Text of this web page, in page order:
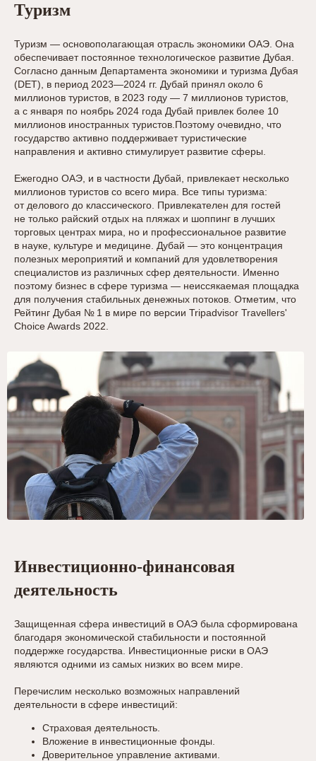
Туризм
Туризм — основополагающая отрасль экономики ОАЭ. Она
обеспечивает постоянное технологическое развитие Дубая.
Согласно данным Департамента экономики и туризма Дубая
(DET), в период 2023—2024 гг. Дубай принял около 6
миллионов туристов, в 2023 году — 7 миллионов туристов,
а с января по ноябрь 2024 года Дубай привлек более 10
миллионов иностранных туристов.Поэтому очевидно, что
государство активно поддерживает туристические
направления и активно стимулирует развитие сферы.
Ежегодно ОАЭ, и в частности Дубай, привлекает несколько
миллионов туристов со всего мира. Все типы туризма:
от делового до классического. Привлекателен для гостей
не только райский отдых на пляжах и шоппинг в лучших
торговых центрах мира, но и профессиональное развитие
в науке, культуре и медицине. Дубай — это концентрация
полезных мероприятий и компаний для удовлетворения
специалистов из различных сфер деятельности. Именно
поэтому бизнес в сфере туризма — неиссякаемая площадка
для получения стабильных денежных потоков. Отметим, что
Рейтинг Дубая № 1 в мире по версии Tripadvisor Travellers'
Choice Awards 2022.
Инвестиционно-финансовая
деятельность
Защищенная сфера инвестиций в ОАЭ была сформирована
благодаря экономической стабильности и постоянной
поддержке государства. Инвестиционные риски в ОАЭ
являются одними из самых низких во всем мире.
Перечислим несколько возможных направлений
деятельности в сфере инвестиций:
Страховая деятельность.
Вложение в инвестиционные фонды.
Доверительное управление активами.